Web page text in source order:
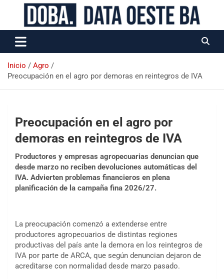
Data Oeste BA
Inicio
Agro
Preocupación en el agro por demoras en reintegros de IVA
Preocupación en el agro por
demoras en reintegros de IVA
Productores y empresas agropecuarias denuncian que
desde marzo no reciben devoluciones automáticas del
IVA. Advierten problemas financieros en plena
planificación de la campaña fina 2026/27.
La preocupación comenzó a extenderse entre
productores agropecuarios de distintas regiones
productivas del país ante la demora en los reintegros de
IVA por parte de ARCA, que según denuncian dejaron de
acreditarse con normalidad desde marzo pasado.